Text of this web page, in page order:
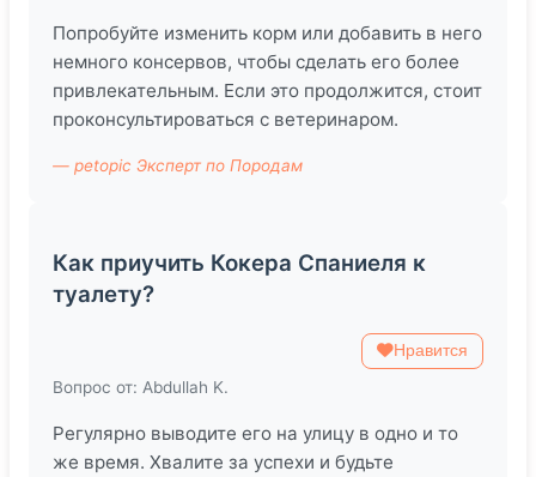
Попробуйте изменить корм или добавить в него
немного консервов, чтобы сделать его более
привлекательным. Если это продолжится, стоит
проконсультироваться с ветеринаром.
— petopic Эксперт по Породам
Как приучить Кокера Спаниеля к
туалету?
Нравится
Вопрос от: Abdullah K.
Регулярно выводите его на улицу в одно и то
же время. Хвалите за успехи и будьте